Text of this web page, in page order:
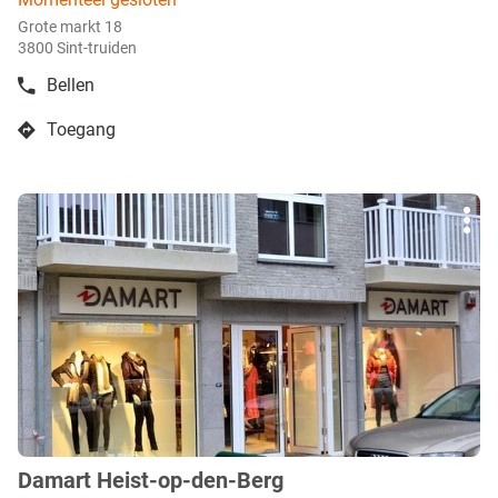
Grote markt 18
3800 Sint-truiden
Bellen
de
DamartToegang
naar
Damart
Sint-
Truiden
Druk
op
de
ENTER
toets
voor
meer
boetiek
Damart Heist-op-den-Berg